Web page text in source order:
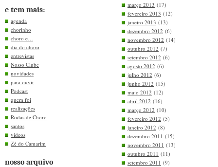
e tem mais:
agenda
chorinho
choro e…
dia do choro
entrevistas
Nosso Clube
novidades
para ouvir
Podcast
quem foi
realizações
Rodas de Choro
santos
videos
Zé do Camarim
nosso arquivo
março 2013 (17)
fevereiro 2013 (12)
janeiro 2013 (13)
dezembro 2012 (6)
novembro 2012 (14)
outubro 2012 (7)
setembro 2012 (6)
agosto 2012 (6)
julho 2012 (6)
junho 2012 (15)
maio 2012 (12)
abril 2012 (16)
março 2012 (10)
fevereiro 2012 (5)
janeiro 2012 (8)
dezembro 2011 (15)
novembro 2011 (13)
outubro 2011 (11)
setembro 2011 (9)